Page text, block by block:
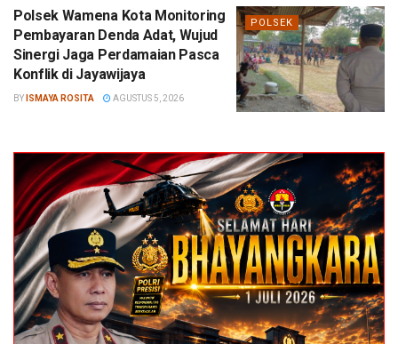
POLSEK
Polsek Wamena Kota Monitoring
Pembayaran Denda Adat, Wujud
Sinergi Jaga Perdamaian Pasca
Konflik di Jayawijaya
BY ISMAYA ROSITA AGUSTUS 5, 2026